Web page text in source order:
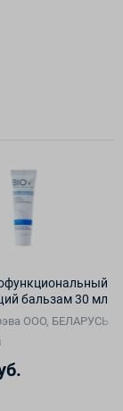
бальзам 30 мл
ООО, БЕЛАРУСЬ